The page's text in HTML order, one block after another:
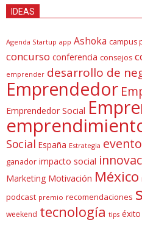
IDEAS
Agenda Startup app Ashoka campus
concurso conferencia consejos
emprender desarrollo de
Emprendedor
Emprendedor Social
Social España Estrategia evento
ganador impacto social
Marketing Motivación México
podcast premio recomendaciones
weekend tecnología tips éxito